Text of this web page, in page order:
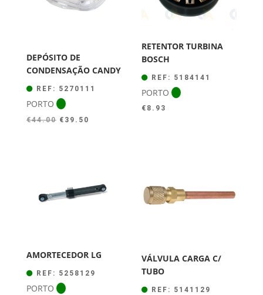
DEPÓSITO DE
CONDENSAÇÃO CANDY
REF: 5270111
PORTO
€44.00 O
€ 39.50
RETENTOR TURBINA
BOSCH
REF: 5184141
PORTO
€ 8.93
AMORTECEDOR LG
REF: 5258129
PORTO
VÁLVULA CARGA C/
TUBO
REF: 5141129